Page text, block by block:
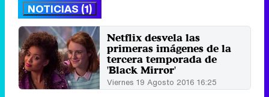
NOTICIAS (1)
Netflix desvela las
primeras imágenes de la
tercera temporada de
'Black Mirror'
Viernes 19 Agosto 2016 16:25